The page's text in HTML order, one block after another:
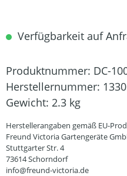
Verfügbarkeit auf
Produktnummer: DC-
Herstellernummer:
Gewicht: 2.3 kg
Herstellerangaben gemäß EU-
Freund Victoria Gartengeräte
Stuttgarter Str. 4
73614 Schorndorf
info@freund-victoria.de